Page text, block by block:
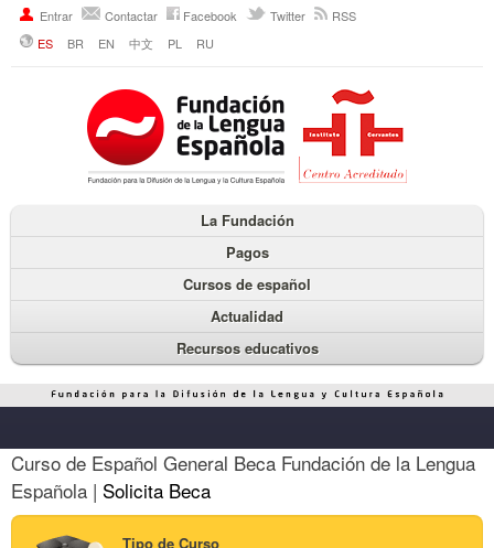
Entrar Contactar Facebook Twitter
RSS
ES
BR EN 中文 PL RU
La Fundación
Pagos
Cursos de español
Actualidad
Recursos educativos
Curso de Español General Beca Fundación de la Lengua
Española | Solicita Beca
Tipo de Curso